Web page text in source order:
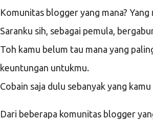
Komunitas blogger yang mana? Yang
Saranku sih, sebagai pemula,
Toh kamu belum tau mana yang
keuntungan untukmu.
Cobain saja dulu sebanyak yang kamu
Dari beberapa komunitas blogger